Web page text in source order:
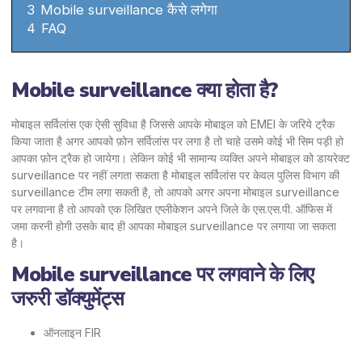
3 Mobile surveillance कैसे लगेगा
4 FAQ
Mobile surveillance क्या होता है?
मोबाइल सर्विलांस एक ऐसी सुविधा है जिससे आपके मोबाइल को EMEI के जरिये ट्रैक
किया जाता है अगर आपको फ़ोन सर्विलांस पर लगा है तो चाहे उसमे कोई भी सिम पड़ी हो
आपका फ़ोन ट्रैक हो जायेगा। लेकिन कोई भी सामान्य व्यक्ति अपने मोबाइल को डायरेक्ट
surveillance पर नहीं लगता सकता है मोबाइल सर्विलांस पर केवल पुलिस विभाग की
surveillance टीम लगा सकती है, तो आपको अगर अपना मोबाइल surveillance
पर लगवाना है तो आपको एक लिखित एप्लीकेशन अपने जिले के एस.एस.पी. ऑफिस में
जमा करनी होगी उसके बाद ही आपका मोबाइल surveillance पर लगाया जा सकता
है।
Mobile surveillance पर लगवाने के लिए
जरुरी डॉक्युमेंट्स
ऑनलाइन FIR